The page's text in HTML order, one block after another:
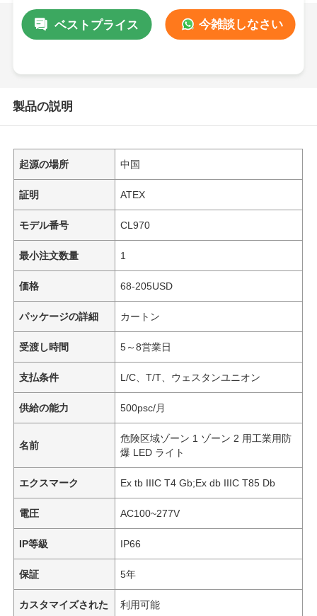
ベストプライス 今雑談しなさい
製品の説明
起源の場所 中国
証明 ATEX
モデル番号 CL970
最小注文数量 1
価格 68-205USD
パッケージの詳細 カートン
受渡し時間 5～8営業日
支払条件 L/C、T/T、ウェスタンユニオン
供給の能力 500psc/月
名前
危険区域ゾーン 1 ゾーン 2 用工業用防
爆 LED ライト
エクスマーク Ex tb IIIC T4 Gb;Ex db IIIC T85 Db
電圧 AC100~277V
IP等級 IP66
保証 5年
カスタマイズされた 利用可能